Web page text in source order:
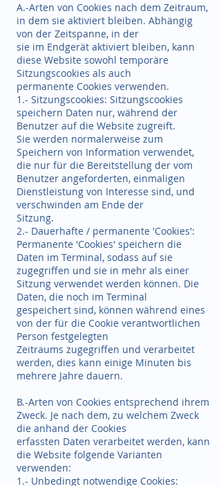
A.-Arten von Cookies nach dem Zeitraum,
in dem sie aktiviert bleiben. Abhängig
von der Zeitspanne, in der
sie im Endgerät aktiviert bleiben, kann
diese Website sowohl temporäre
Sitzungscookies als auch
permanente Cookies verwenden.
1.- Sitzungscookies: Sitzungscookies
speichern Daten nur, während der
Benutzer auf die Website zugreift.
Sie werden normalerweise zum
Speichern von Information verwendet,
die nur für die Bereitstellung der vom
Benutzer angeforderten, einmaligen
Dienstleistung von Interesse sind, und
verschwinden am Ende der
Sitzung.
2.- Dauerhafte / permanente 'Cookies':
Permanente 'Cookies' speichern die
Daten im Terminal, sodass auf sie
zugegriffen und sie in mehr als einer
Sitzung verwendet werden können. Die
Daten, die noch im Terminal
gespeichert sind, können während eines
von der für die Cookie verantwortlichen
Person festgelegten
Zeitraums zugegriffen und verarbeitet
werden, dies kann einige Minuten bis
mehrere Jahre dauern.
B.-Arten von Cookies entsprechend ihrem
Zweck. Je nach dem, zu welchem Zweck
die anhand der Cookies
erfassten Daten verarbeitet werden, kann
die Website folgende Varianten
verwenden:
1.- Unbedingt notwendige Cookies: